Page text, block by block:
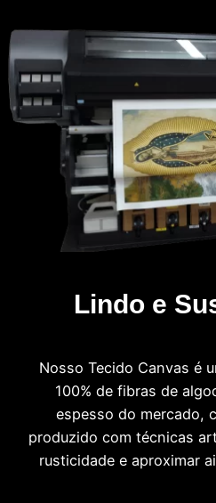
Lindo e
Nosso Tecido Canvas é
100% de fibras de
espesso do mercado,
produzido com técnicas
rusticidade e aproximar